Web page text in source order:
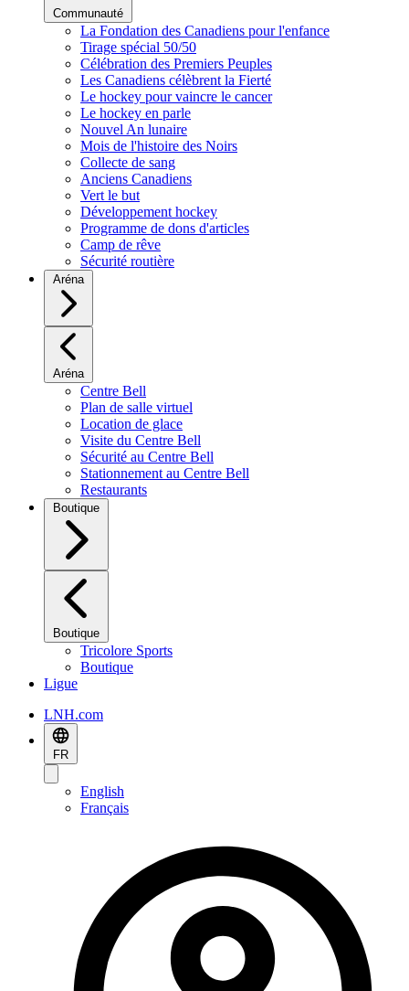
Communauté
La Fondation des Canadiens pour l'enfance
Tirage spécial 50/50
Célébration des Premiers Peuples
Les Canadiens célèbrent la Fierté
Le hockey pour vaincre le cancer
Le hockey en parle
Nouvel An lunaire
Mois de l'histoire des Noirs
Collecte de sang
Anciens Canadiens
Vert le but
Développement hockey
Programme de dons d'articles
Camp de rêve
Sécurité routière
Aréna
Aréna
Centre Bell
Plan de salle virtuel
Location de glace
Visite du Centre Bell
Sécurité au Centre Bell
Stationnement au Centre Bell
Restaurants
Boutique
Boutique
Tricolore Sports
Boutique
Ligue
LNH.com
FR
English
Français